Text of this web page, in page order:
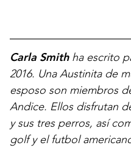
Carla Smithha escrito
2016. Una Austinita de
esposo son miembros
Andice. Ellos disfrutan
y sus tres perros, así
golf y el futbol